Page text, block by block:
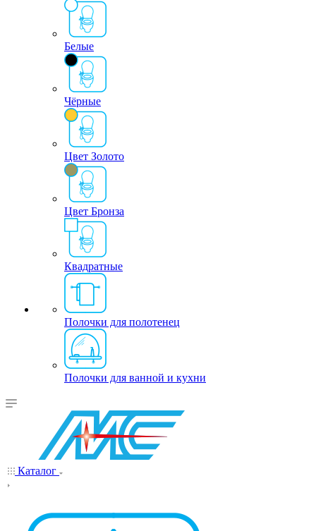
Белые
Чёрные
Цвет Золото
Цвет Бронза
Квадратные
Полочки для полотенец
Полочки для ванной и кухни
Каталог